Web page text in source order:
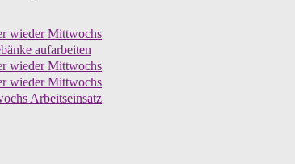
wieder Mittwochs
aufarbeiten
wieder Mittwochs
wieder Mittwochs
Arbeitseinsatz